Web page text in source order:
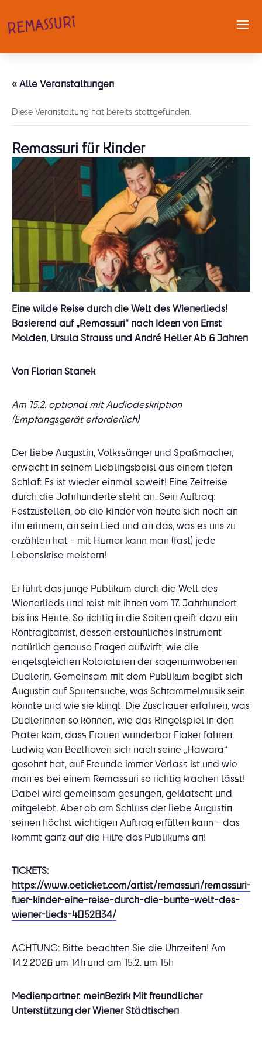
« Alle Veranstaltungen
Diese Veranstaltung hat bereits stattgefunden.
Remassuri für Kinder
Eine wilde Reise durch die Welt des Wienerlieds!
Basierend auf „Remassuri“ nach Ideen von Ernst
Molden, Ursula Strauss und André HellerAb 6 Jahren
Von Florian Stanek
Am 15.2. optional mit Audiodeskription
(Empfangsgerät erforderlich)
Der liebe Augustin, Volkssänger und Spaßmacher,
erwacht in seinem Lieblingsbeisl aus einem tiefen
Schlaf: Es ist wieder einmal soweit! Eine Zeitreise
durch die Jahrhunderte steht an. Sein Auftrag:
Festzustellen, ob die Kinder von heute sich noch an
ihn erinnern, an sein Lied und an das, was es uns zu
erzählen hat - mit Humor kann man (fast) jede
Lebenskrise meistern!
Er führt das junge Publikum durch die Welt des
Wienerlieds und reist mit ihnen vom 17. Jahrhundert
bis ins Heute. So richtig in die Saiten greift dazu ein
Kontragitarrist, dessen erstaunliches Instrument
natürlich genauso Fragen aufwirft, wie die
engelsgleichen Koloraturen der sagenumwobenen
Dudlerin. Gemeinsam mit dem Publikum begibt sich
Augustin auf Spurensuche, was Schrammelmusik sein
könnte und wie sie klingt. Die Zuschauer erfahren, was
Dudlerinnen so können, wie das Ringelspiel in den
Prater kam, dass Frauen wunderbar Fiaker fahren,
Ludwig van Beethoven sich nach seine „Hawara“
gesehnt hat, auf Freunde immer Verlass ist und wie
man es bei einem Remassuri so richtig krachen lässt!
Dabei wird gemeinsam gesungen, geklatscht und
mitgelebt. Aber ob am Schluss der liebe Augustin
seinen höchst wichtigen Auftrag erfüllen kann - das
kommt ganz auf die Hilfe des Publikums an!
TICKETS:
https://www.oeticket.com/artist/remassuri/remassuri-
fuer-kinder-eine-reise-durch-die-bunte-welt-des-
wiener-lieds-4052834/
ACHTUNG: Bitte beachten Sie die Uhrzeiten! Am
14.2.2026 um 14h und am 15.2. um 15h
Medienpartner: meinBezirkMit freundlicher
Unterstützung der Wiener Städtischen